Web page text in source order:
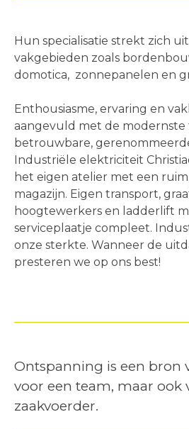
Hun specialisatie strekt zich
vakgebieden zoals
domotica, zonnepanelen en
Enthousiasme, ervaring en
aangevuld met de modernste
betrouwbare,
Industriële elektriciteit
het eigen atelier met een
magazijn. Eigen transport,
hoogtewerkers en ladderlift
serviceplaatje compleet.
onze sterkte. Wanneer de
presteren we op ons best!
Ontspanning is een bron
voor een team, maar ook
zaakvoerder.